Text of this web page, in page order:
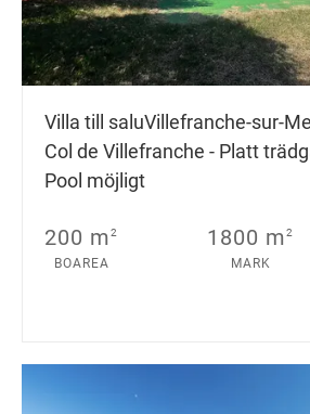
Villa till saluVillefranche-sur-
Col de Villefranche - Platt
Pool möjligt
200 m2
BOAREA
1800 m2
MARK